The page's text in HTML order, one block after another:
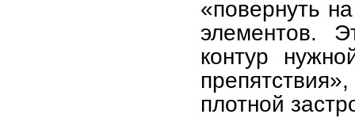
«повернуть
элементов.
контур
плотной